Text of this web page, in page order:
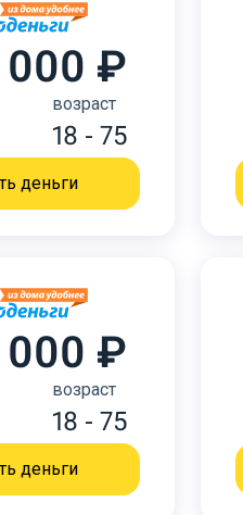
000 ₽
возраст
18 - 75
деньги
000 ₽
возраст
18 - 75
деньги